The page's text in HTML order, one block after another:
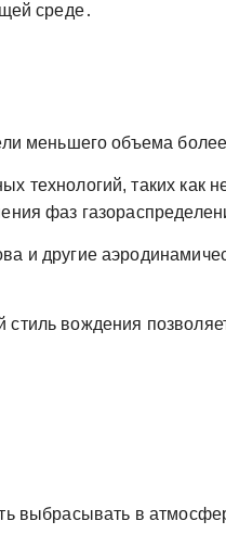
среде․
меньшего объема
технологий, таких как
фаз
и другие
вождения
выбрасывать в